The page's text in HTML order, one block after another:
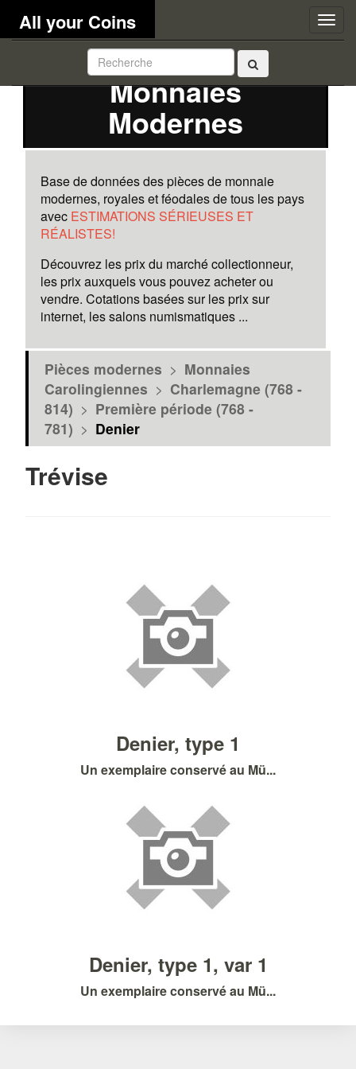
All your Coins
Monnaies
Modernes
Base de données des pièces de monnaie
modernes, royales et féodales de tous les pays
avec ESTIMATIONS SÉRIEUSES ET
RÉALISTES!
Découvrez les prix du marché collectionneur,
les prix auxquels vous pouvez acheter ou
vendre. Cotations basées sur les prix sur
internet, les salons numismatiques ...
Pièces modernes > Monnaies
Carolingiennes > Charlemagne (768 -
814) > Première période (768 -
781) > Denier
Trévise
Denier, type 1
Un exemplaire conservé au Mü...
Denier, type 1, var 1
Un exemplaire conservé au Mü...